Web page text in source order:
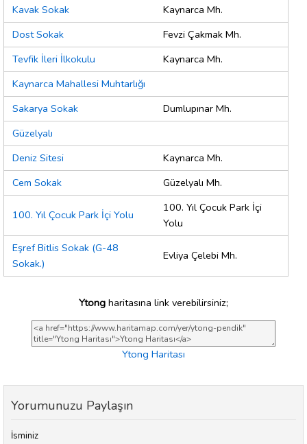
Kavak Sokak
Kaynarca Mh.
Dost Sokak
Fevzi Çakmak Mh.
Tevfik İleri İlkokulu
Kaynarca Mh.
Kaynarca Mahallesi Muhtarlığı
Sakarya Sokak
Dumlupınar Mh.
Güzelyalı
Deniz Sitesi
Kaynarca Mh.
Cem Sokak
Güzelyalı Mh.
100. Yıl Çocuk Park İçi Yolu
100. Yıl Çocuk Park İçi
Yolu
Eşref Bitlis Sokak (G-48
Sokak.)
Evliya Çelebi Mh.
Ytong haritasına link verebilirsiniz;
Ytong Haritası
Yorumunuzu Paylaşın
İsminiz